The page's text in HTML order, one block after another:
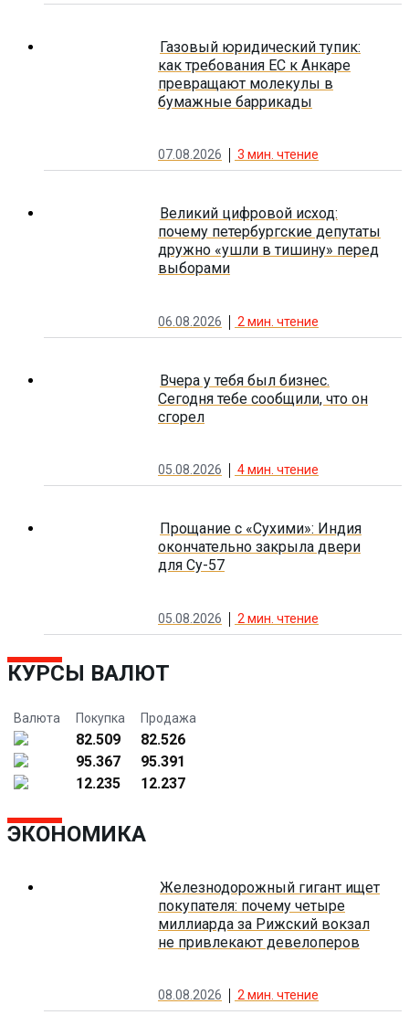
Газовый юридический тупик:
как требования ЕС к Анкаре
превращают молекулы в
бумажные баррикады
07.08.2026 3 мин. чтение
Великий цифровой исход:
почему петербургские депутаты
дружно «ушли в тишину» перед
выборами
06.08.2026 2 мин. чтение
Вчера у тебя был бизнес.
Сегодня тебе сообщили, что он
сгорел
05.08.2026 4мин. чтение
Прощание с «Сухими»: Индия
окончательно закрыла двери
для Су-57
05.08.2026 2 мин. чтение
КУРСЫ ВАЛЮТ
Валюта Покупка Продажа
82.509
82.526
95.367
95.391
12.235
12.237
ЭКОНОМИКА
Железнодорожный гигант ищет
покупателя: почему четыре
миллиарда за Рижский вокзал
не привлекают девелоперов
08.08.2026 2мин. чтение